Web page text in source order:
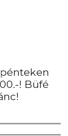
! Büfé